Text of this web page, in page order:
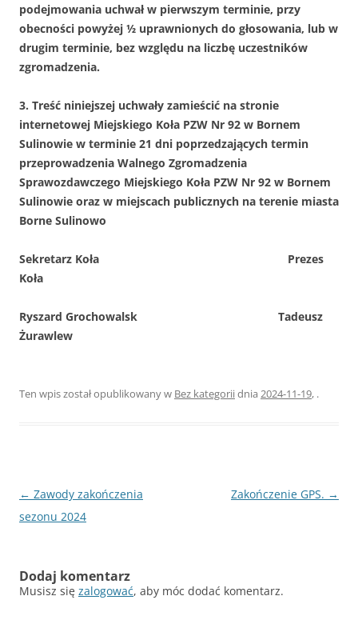
podejmowania uchwał w pierwszym terminie, przy
obecności powyżej ½ uprawnionych do głosowania, lub w
drugim terminie, bez względu na liczbę uczestników
zgromadzenia.
3. Treść niniejszej uchwały zamieścić na stronie
internetowej Miejskiego Koła PZW Nr 92 w Bornem
Sulinowie w terminie 21 dni poprzedzających termin
przeprowadzenia Walnego Zgromadzenia
Sprawozdawczego Miejskiego Koła PZW Nr 92 w Bornem
Sulinowie oraz w miejscach publicznych na terenie miasta
Borne Sulinowo
Sekretarz Koła Prezes
Koła
Ryszard Grochowalsk Tadeusz
Żurawlew
Ten wpis został opublikowany w Bez kategoriidnia 2024-11-19, .
Nawigacja
wpisu
← Zawody zakończenia
sezonu 2024
Zakończenie GPS. →
Dodaj komentarz
Musisz się zalogować, aby móc dodać komentarz.